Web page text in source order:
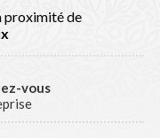
proximité de
vous